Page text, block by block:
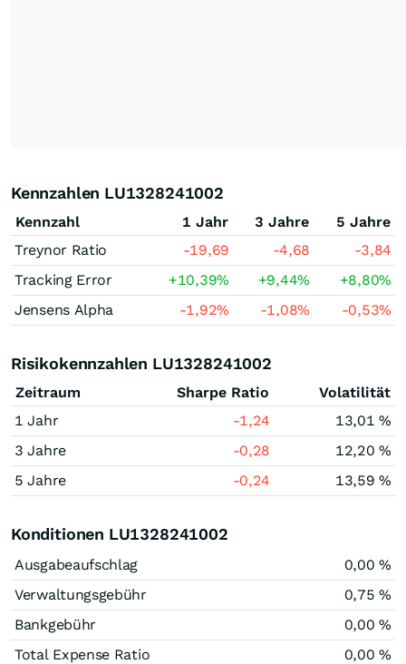
Kennzahlen LU1328241002
Kennzahl 1 Jahr 3 Jahre
5 Jahre
Treynor Ratio
-19,69 -4,68
-3,84
Tracking Error
+10,39% +9,44% +8,80%
Jensens Alpha
-1,92% -1,08% -0,53%
Risikokennzahlen LU1328241002
Zeitraum Sharpe Ratio
Volatilität
1 Jahr
-1,24
13,01 %
3 Jahre
-0,28
12,20 %
5 Jahre
-0,24 13,59 %
Konditionen LU1328241002
Ausgabeaufschlag
0,00 %
Verwaltungsgebühr
0,75 %
Bankgebühr
0,00 %
Total Expense Ratio
0,00 %